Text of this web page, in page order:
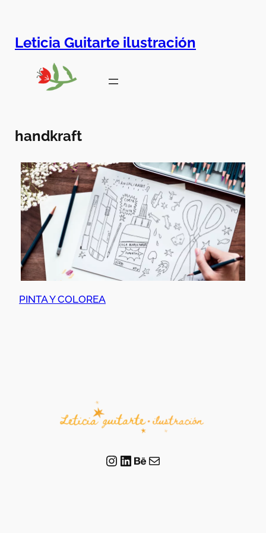
Leticia Guitarte ilustración
handkraft
PINTA Y COLOREA